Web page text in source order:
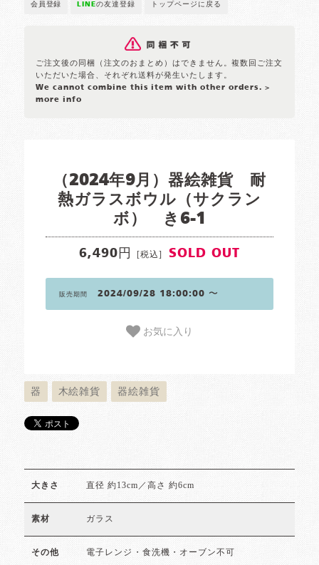
会員登録 LINEの友達登録 トップページに戻る
ご注文後の同梱（注文のおまとめ）はできません。複数回ご注文
いただいた場合、それぞれ送料が発生いたします。
We cannot combine this item with other orders. >
more info
（2024年9月）器絵雑貨 耐
熱ガラスボウル（サクラン
ボ） き6-1
6,490円 [税込] SOLD OUT
販売期間 2024/09/28 18:00:00 〜
お気に入り
器 木絵雑貨 器絵雑貨
大きさ 直径 約13cm／高さ 約6cm
素材 ガラス
その他 電子レンジ・食洗機・オーブン不可